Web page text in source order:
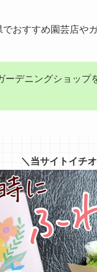
おすすめ園芸店や
ーデニングショップ
＼当サイトイチ